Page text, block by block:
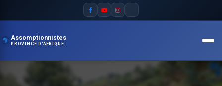
Assomptionnistes
PROVINCE D'AFRIQUE